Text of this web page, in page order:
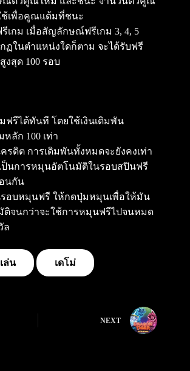
ช้เพื่อคูณแต้มที่ชนะ
เกม เมื่อสัญลักษณ์ฟรีเกม 3, 4, 5
ฏในตำแหน่งใดก็ตาม จะได้รับฟรี
งสุด 100 รอบ
ฟรีได้ทันที โดยใช้เงินเดิมพัน
หลัก 100 เท่า
ครดิต การเดิมพันทั้งหมดจะยังคงเท่า
เป็นการหมุนอัตโนมัติในรอบสปินฟรี
นกัน
รอบหมุนฟรี ให้กดปุ่มหมุนเพื่อให้มัน
จนกว่าจะใช้การหมุนฟรีไปจนหมด
ล
เล่น เดโม่
NEXT